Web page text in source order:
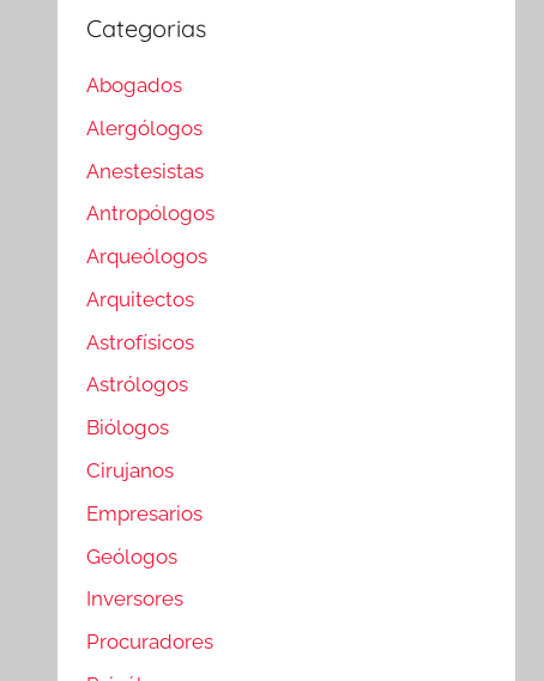
Categorias
Abogados
Alergólogos
Anestesistas
Antropólogos
Arqueólogos
Arquitectos
Astrofísicos
Astrólogos
Biólogos
Cirujanos
Empresarios
Geólogos
Inversores
Procuradores